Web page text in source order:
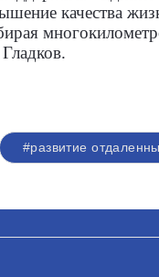
качества
#развитие